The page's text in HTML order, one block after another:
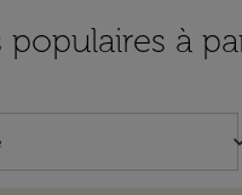
populaires à